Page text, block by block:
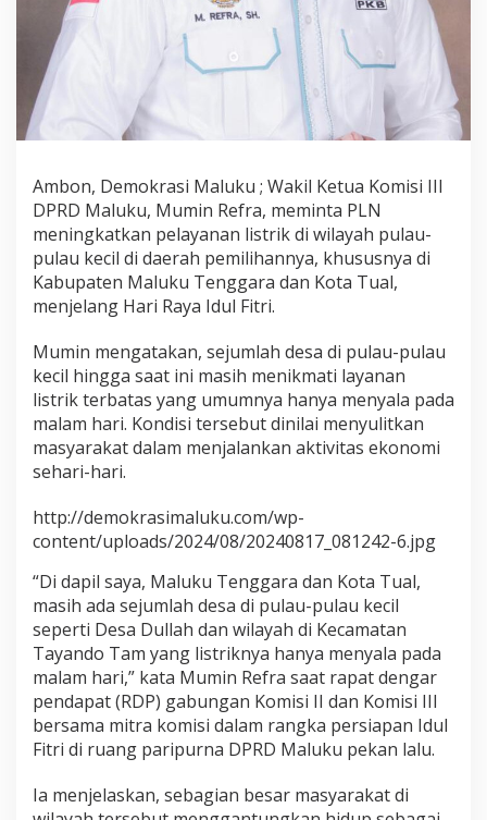
i
n
T
g
k
a
t
k
n
a
y
a
n
a
n
t
r
k
d
P
u
l
a
u
-
P
l
Ambon, Demokrasi Maluku ; Wakil Ketua Komisi III
DPRD Maluku, Mumin Refra, meminta PLN
meningkatkan pelayanan listrik di wilayah pulau-
pulau kecil di daerah pemilihannya, khususnya di
Kabupaten Maluku Tenggara dan Kota Tual,
menjelang Hari Raya Idul Fitri.
Mumin mengatakan, sejumlah desa di pulau-pulau
kecil hingga saat ini masih menikmati layanan
listrik terbatas yang umumnya hanya menyala pada
malam hari. Kondisi tersebut dinilai menyulitkan
masyarakat dalam menjalankan aktivitas ekonomi
sehari-hari.
http://demokrasimaluku.com/wp-
content/uploads/2024/08/20240817_081242-6.jpg
“Di dapil saya, Maluku Tenggara dan Kota Tual,
masih ada sejumlah desa di pulau-pulau kecil
seperti Desa Dullah dan wilayah di Kecamatan
Tayando Tam yang listriknya hanya menyala pada
malam hari,” kata Mumin Refra saat rapat dengar
pendapat (RDP) gabungan Komisi II dan Komisi III
bersama mitra komisi dalam rangka persiapan Idul
Fitri di ruang paripurna DPRD Maluku pekan lalu.
Ia menjelaskan, sebagian besar masyarakat di